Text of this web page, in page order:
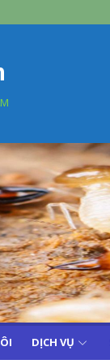
DỊCH VỤ